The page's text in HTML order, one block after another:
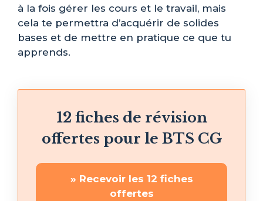
à la fois gérer les cours et le travail, mais
cela te permettra d’acquérir de solides
bases et de mettre en pratique ce que tu
apprends.
12 fiches de révision
offertes pour le BTS CG
» Recevoir les 12 fiches
offertes